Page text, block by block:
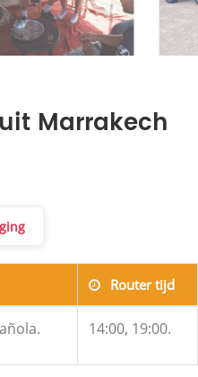
Marrakech
Router tijd
14:00, 19:00.